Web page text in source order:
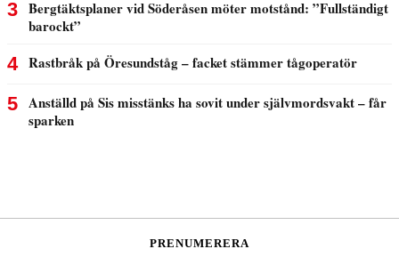
PRENUMERERA